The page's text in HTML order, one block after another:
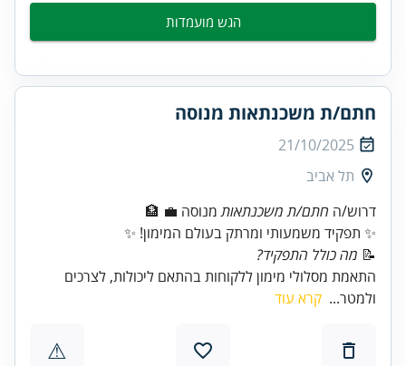
הגש מועמדות
חתם/ת משכנתאות מנוסה
21/10/2025
תל אביב
דרוש/ה חתם/ת משכנתאות
✨ תפקיד משמעותי ומרתק בעולם המימון! ✨
📝 מה כולל התפקיד?
התאמת מסלולי מימון ללקוחות בהתאם ליכולות, לצרכים
ולמטר... קרא עוד
⚠